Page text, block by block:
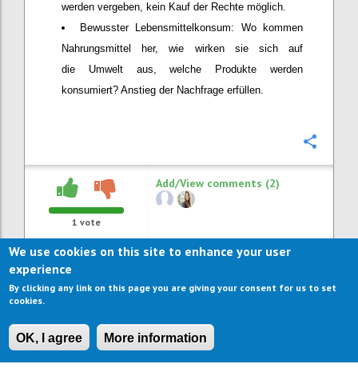
werden vergeben, kein Kauf der Rechte möglich.
Bewusster Lebensmittelkonsum: Wo kommen
Nahrungsmittel her, wie wirken sie sich auf
die Umwelt aus, welche Produkte werden
konsumiert? Anstieg der Nachfrage erfüllen.
1 vote
Add/View comments (2)
We use cookies on this site to enhance your user
experience
By clicking any link on this page you are giving your consent for us to set
cookies.
OK, I agree More information